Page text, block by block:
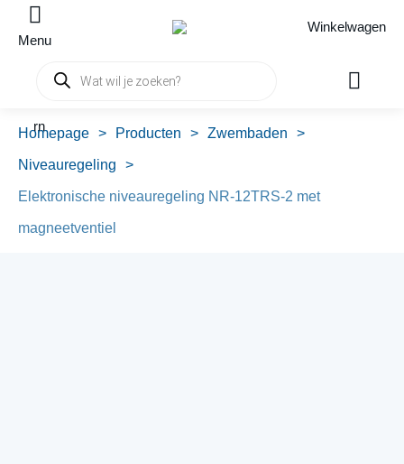
Menu
Winkelwagen
Producten
zoeken
rn
Homepage > Producten > Zwembaden >
Niveauregeling >
Elektronische niveauregeling NR-12TRS-2 met
magneetventiel